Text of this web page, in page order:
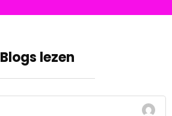
Blogs lezen